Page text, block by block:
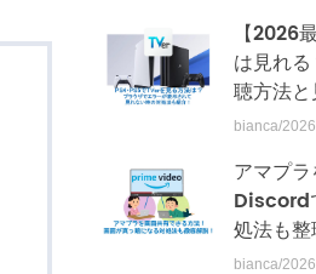
【2026
は見れ
聴方法
bianca/
アマプ
Discord
処法も
bianca/